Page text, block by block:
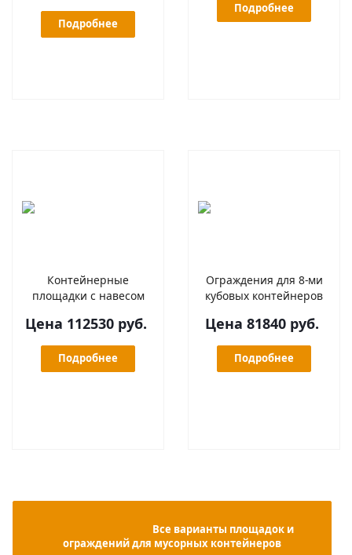
Подробнее
Подробнее
Контейнерные
площадки с навесом
Цена 112530 руб.
Подробнее
Ограждения для 8-ми
кубовых контейнеров
Цена 81840 руб.
Подробнее
ограждений для мусорных контейнеров